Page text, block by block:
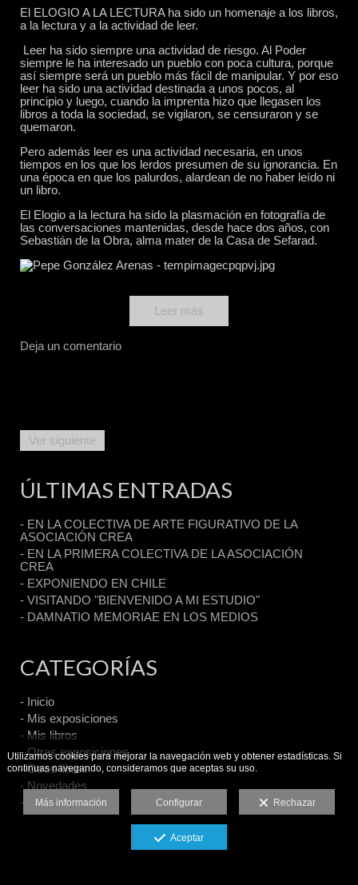
El ELOGIO A LA LECTURA ha sido un homenaje a los libros,
a la lectura y a la actividad de leer.
Leer ha sido siempre una actividad de riesgo. Al Poder
siempre le ha interesado un pueblo con poca cultura, porque
así siempre será un pueblo más fácil de manipular. Y por eso
leer ha sido una actividad destinada a unos pocos, al
principio y luego, cuando la imprenta hizo que llegasen los
libros a toda la sociedad, se vigilaron, se censuraron y se
quemaron.
Pero además leer es una actividad necesaria, en unos
tiempos en los que los lerdos presumen de su ignorancia. En
una época en que los palurdos, alardean de no haber leído ni
un libro.
El Elogio a la lectura ha sido la plasmación en fotografía de
las conversaciones mantenidas, desde hace dos años, con
Sebastián de la Obra, alma mater de la Casa de Sefarad.
Leer más
Deja un comentario
Ver siguiente
ÚLTIMAS ENTRADAS
- EN LA COLECTIVA DE ARTE FIGURATIVO DE LA
ASOCIACIÓN CREA
- EN LA PRIMERA COLECTIVA DE LA ASOCIACIÓN
CREA
- EXPONIENDO EN CHILE
- VISITANDO "BIENVENIDO A MI ESTUDIO"
- DAMNATIO MEMORIAE EN LOS MEDIOS
CATEGORÍAS
- Inicio
- Mis exposiciones
- Mis libros
- Otras exposiciones
- Otros libros
- Novedades
- General
Utilizamos cookies para mejorar la navegación web y obtener estadísticas. Si
continuas navegando, consideramos que aceptas su uso.
Más información Configurar Rechazar
Aceptar